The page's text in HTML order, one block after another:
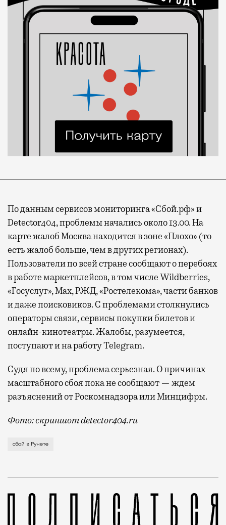
По данным сервисов мониторинга «Сбой.рф» и
Detector404, проблемы начались около 13.00. На
карте жалоб Москва находится в зоне «Плохо» (то
есть жалоб больше, чем в других регионах).
Пользователи по всей стране сообщают о перебоях
в работе маркетплейсов, в том числе Wildberries,
«Госуслуг», Max, РЖД, «Ростелекома», части банков
и даже поисковиков. С проблемами столкнулись
операторы связи, сервисы покупки билетов и
онлайн-кинотеатры. Жалобы, разумеется,
поступают и на работу Telegram.
Судя по всему, проблема серьезная. О причинах
масштабного сбоя пока не сообщают — ждем
разъяснений от Роскомнадзора или Минцифры.
Фото: скриншот detector404.ru
Если не открывается Telegram, все уже давно
сбой в Рунете